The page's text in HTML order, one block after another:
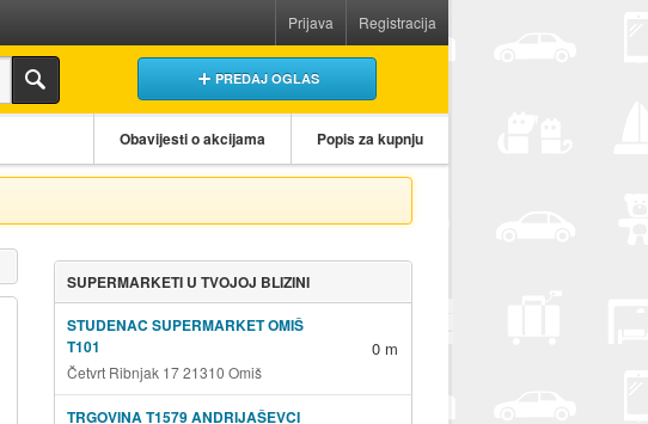
Prijava Registracija
PREDAJ OGLAS
Obavijesti o akcijama Popis za kupnju
SUPERMARKETI U TVOJOJ BLIZINI
STUDENAC SUPERMARKET OMIŠ
T101
Četvrt Ribnjak 17 21310 Omiš
0 m
TRGOVINA T1579 ANDRIJAŠEVCI